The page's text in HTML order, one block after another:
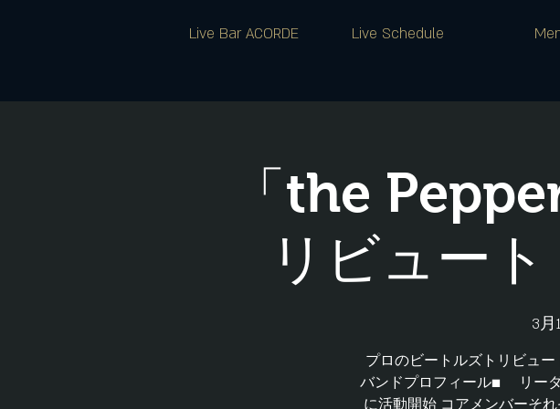
Live Bar ACORDE Live Schedule
「the
リビュー
3月
プロのビートルズトリビュ
バンドプロフィール■ リーダ
に活動開始 コアメンバーそ